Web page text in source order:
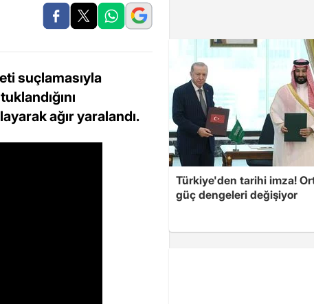
suçlamasıyla
ağır yaralandı.
Türkiye'den tarihi imza!
güç dengeleri değişiyor